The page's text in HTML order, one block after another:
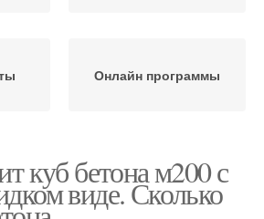
Онлайн программы
куб бетона м200 с
виде. Сколько